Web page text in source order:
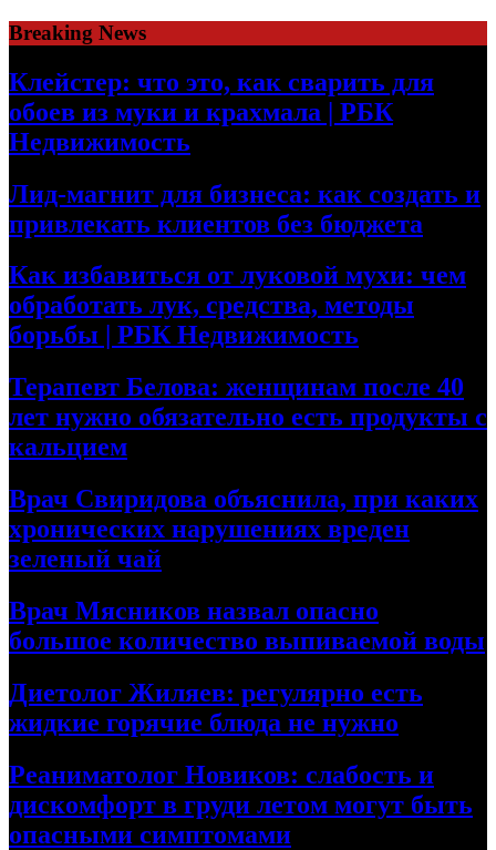
Skip
to
content
Breaking News
Клейстер: что это, как сварить для
обоев из муки и крахмала | РБК
Недвижимость
Лид-магнит для бизнеса: как создать и
привлекать клиентов без бюджета
Как избавиться от луковой мухи: чем
обработать лук, средства, методы
борьбы | РБК Недвижимость
Терапевт Белова: женщинам после 40
лет нужно обязательно есть продукты с
кальцием
Врач Свиридова объяснила, при каких
хронических нарушениях вреден
зеленый чай
Врач Мясников назвал опасно
большое количество выпиваемой воды
Диетолог Жиляев: регулярно есть
жидкие горячие блюда не нужно
Реаниматолог Новиков: слабость и
дискомфорт в груди летом могут быть
опасными симптомами